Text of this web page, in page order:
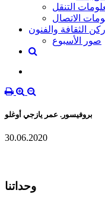
التنقل
الاتصال
ركن الثقافة والفنون
صور الأسبوع
بروفيسور. عمر يازجي أوغلو
30.06.2020
وحداتنا